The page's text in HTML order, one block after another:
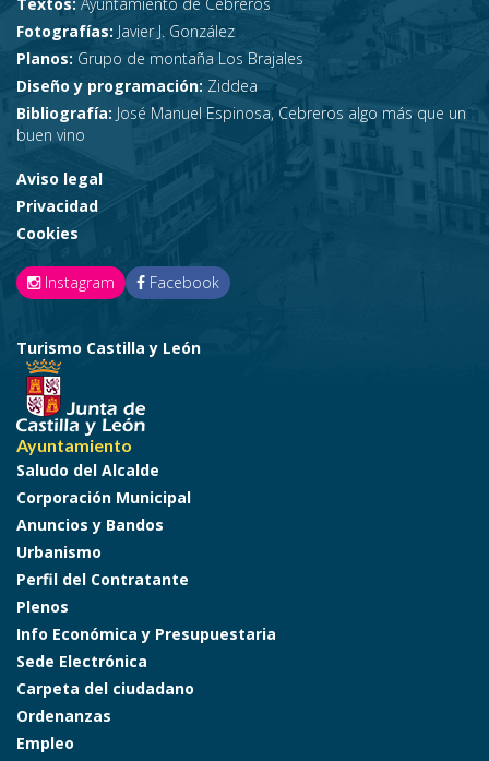
Fotografías: Javier J. González
Planos: Grupo de montaña Los Brajales
Diseño y programación: Ziddea
Bibliografía: José Manuel Espinosa, Cebreros algo más que un
buen vino
Aviso legal
Privacidad
Cookies
Instagram Facebook
Turismo Castilla y León
Ayuntamiento
Saludo del Alcalde
Corporación Municipal
Anuncios y Bandos
Urbanismo
Perfil del Contratante
Plenos
Info Económica y Presupuestaria
Sede Electrónica
Carpeta del ciudadano
Ordenanzas
Empleo